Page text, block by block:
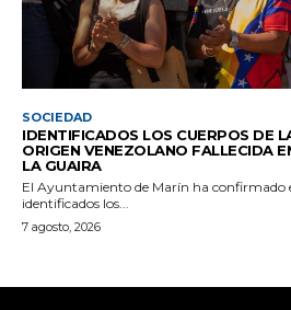
SOCIEDAD
IDENTIFICADOS LOS CUERPOS DE
ORIGEN VENEZOLANO FALLECIDA
LA GUAIRA
El Ayuntamiento de Marín ha confirmado
identificados los...
7 agosto, 2026